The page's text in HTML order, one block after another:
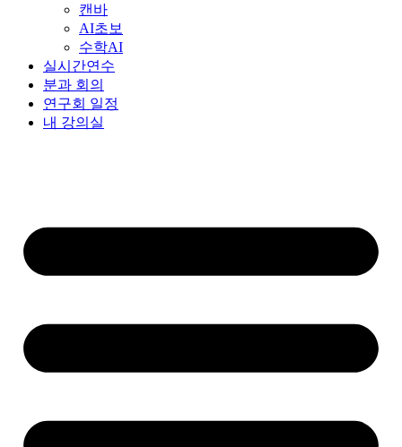
캔바
AI초보
수학AI
실시간연수
분과 회의
연구회 일정
내 강의실